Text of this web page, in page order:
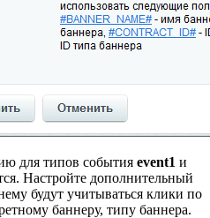
для типов события event1 и
Настройте дополнительный
будут учитываться клики по
баннеру, типу баннера.